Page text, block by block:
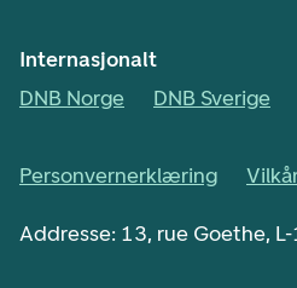
Internasjonalt
DNB Norge
DNB Sverige
Personvernerklæring
Addresse: 13, rue Goethe,